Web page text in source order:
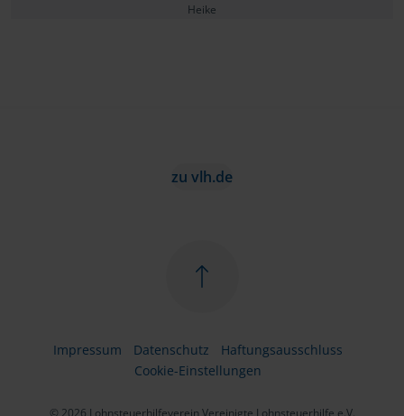
Heike
zu vlh.de
Impressum Datenschutz
Haftungsausschluss
Cookie-Einstellungen
© 2026 Lohnsteuerhilfeverein Vereinigte Lohnsteuerhilfe e.V.